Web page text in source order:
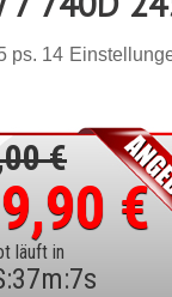
ps. 14
€
€
läuft in
:37m:5s